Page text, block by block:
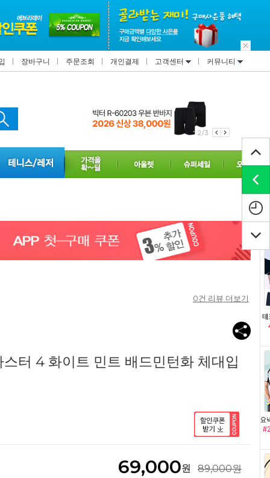
장바구니 주문조회 개인결제 고객센터 커뮤니티
2/3
0건 리뷰 더보기
터 4 화이트 민트 배드민턴화 체대입
69,000원 89,000원